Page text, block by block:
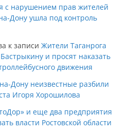
с нарушением прав жителей
Дону ушла под контроль
к записи Жители Таганрога
и просят наказать
движения
Дону неизвестные разбили
Игоря Хорошилова
и еще два предприятия
власти Ростовской области